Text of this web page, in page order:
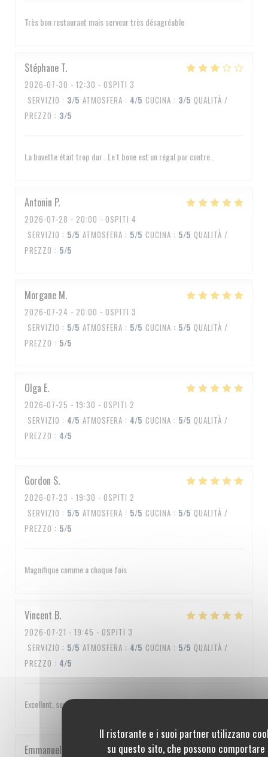
Il ristorante e i suoi partner utilizzano
su questo sito, che possono
Très bon restaurant mais serveur très désagréable
Stéphane T
2026-07-30 - 12:30 - OSPITI 3
SERVIZIO : 3/5 ATMOSFERA : 4/5 CUCINA : 3/5 QUALITÀ /
PREZZO : 3/5
La bavette était trop dur . Le t bone est un régal par contre .
Antonin P
2026-07-28 - 20:00 - OSPITI 4
SERVIZIO : 5/5 ATMOSFERA : 5/5 CUCINA : 5/5 QUALITÀ /
PREZZO : 5/5
Morgane M
2026-07-24 - 20:00 - OSPITI 3
SERVIZIO : 5/5 ATMOSFERA : 5/5 CUCINA : 5/5 QUALITÀ /
PREZZO : 5/5
Olga E
2026-07-25 - 19:30 - OSPITI 2
SERVIZIO : 4/5 ATMOSFERA : 4/5 CUCINA : 5/5 QUALITÀ /
PREZZO : 4/5
Gordon S
2026-07-23 - 19:30 - OSPITI 2
SERVIZIO : 5/5 ATMOSFERA : 5/5 CUCINA : 5/5 QUALITÀ /
PREZZO : 5/5
Magnifique comme a chaque fois
Vincent B
2026-07-21 - 19:45 - OSPITI 3
SERVIZIO : 5/5 ATMOSFERA : 4/5 CUCINA : 5/5 QUALITÀ /
PREZZO : 4/5
Excellent, service impeccable, un peu cher quand même
Emmanuel